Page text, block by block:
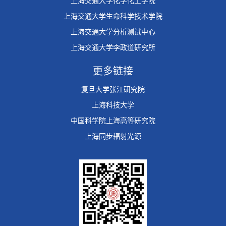
上海交通大学生命科学技术学院
上海交通大学分析测试中心
上海交通大学李政道研究所
更多链接
复旦大学张江研究院
上海科技大学
中国科学院上海高等研究院
上海同步辐射光源